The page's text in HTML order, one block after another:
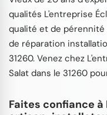
qualités L'entreprise
qualité et de pérennité
de réparation
31260. Venez chez
Salat dans le 31260
Faites confiance à